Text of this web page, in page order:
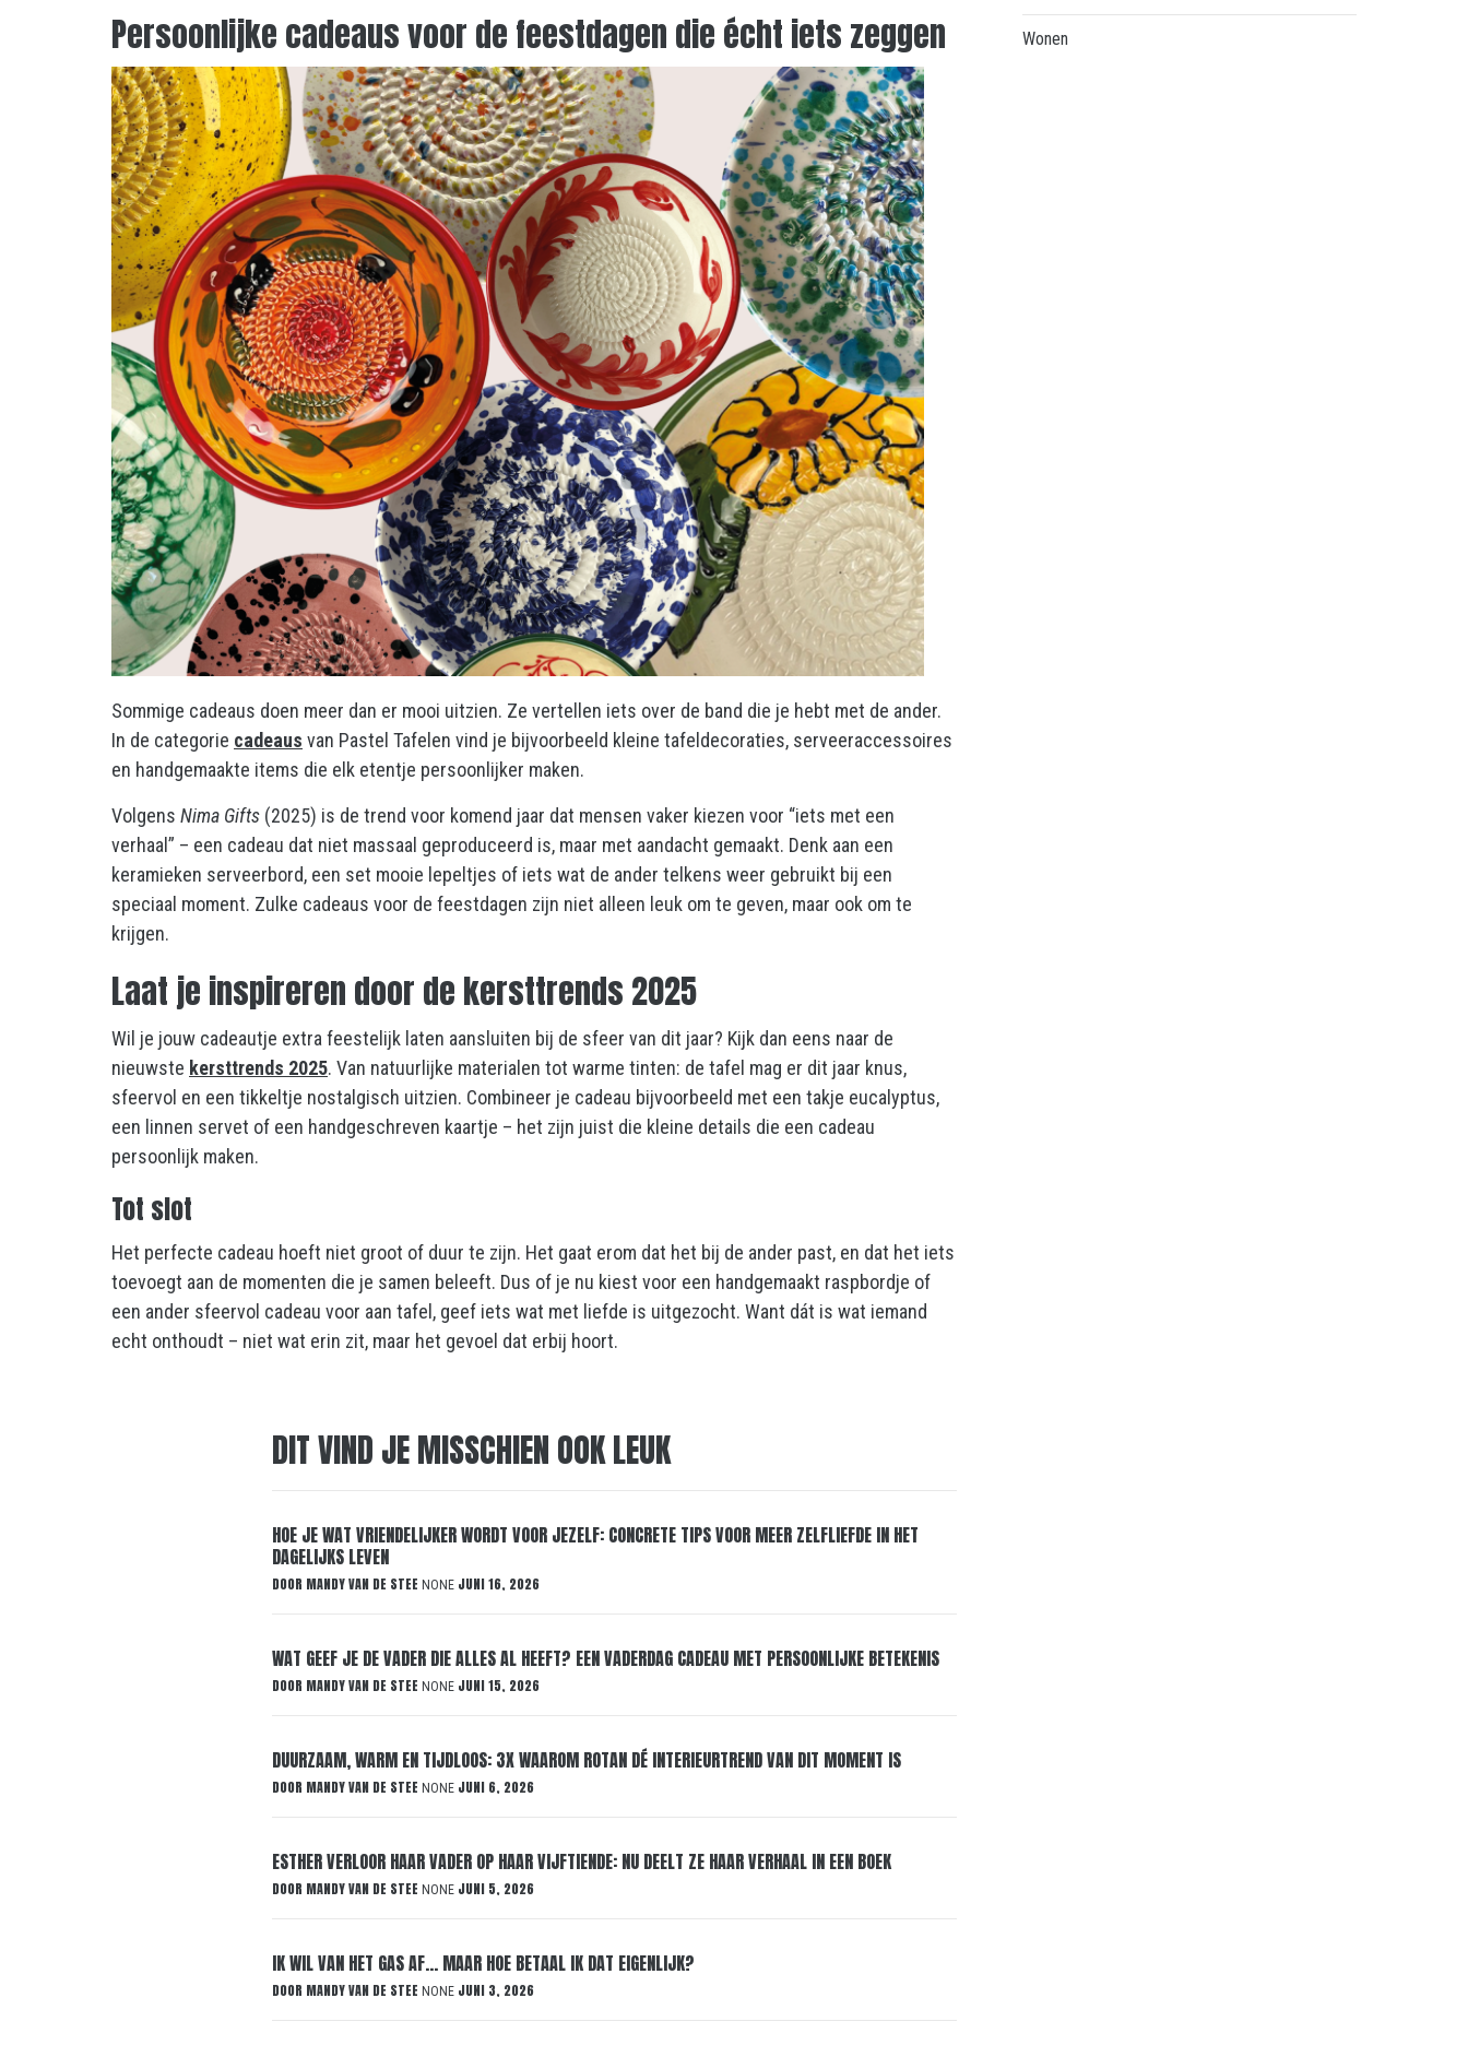
Persoonlijke cadeaus voor de feestdagen die écht iets zeggen
Sommige cadeaus doen meer dan er mooi uitzien. Ze vertellen iets over de band die je hebt met de ander.
In de categorie cadeaus van Pastel Tafelen vind je bijvoorbeeld kleine tafeldecoraties, serveeraccessoires
en handgemaakte items die elk etentje persoonlijker maken.
Volgens Nima Gifts (2025) is de trend voor komend jaar dat mensen vaker kiezen voor “iets met een
verhaal” – een cadeau dat niet massaal geproduceerd is, maar met aandacht gemaakt. Denk aan een
keramieken serveerbord, een set mooie lepeltjes of iets wat de ander telkens weer gebruikt bij een
speciaal moment. Zulke cadeaus voor de feestdagen zijn niet alleen leuk om te geven, maar ook om te
krijgen.
Laat je inspireren door de kersttrends 2025
Wil je jouw cadeautje extra feestelijk laten aansluiten bij de sfeer van dit jaar? Kijk dan eens naar de
nieuwste kersttrends 2025. Van natuurlijke materialen tot warme tinten: de tafel mag er dit jaar knus,
sfeervol en een tikkeltje nostalgisch uitzien. Combineer je cadeau bijvoorbeeld met een takje eucalyptus,
een linnen servet of een handgeschreven kaartje – het zijn juist die kleine details die een cadeau
persoonlijk maken.
Tot slot
Het perfecte cadeau hoeft niet groot of duur te zijn. Het gaat erom dat het bij de ander past, en dat het iets
toevoegt aan de momenten die je samen beleeft. Dus of je nu kiest voor een handgemaakt raspbordje of
een ander sfeervol cadeau voor aan tafel, geef iets wat met liefde is uitgezocht. Want dát is wat iemand
echt onthoudt – niet wat erin zit, maar het gevoel dat erbij hoort.
DIT VIND JE MISSCHIEN OOK LEUK
HOE JE WAT VRIENDELIJKER WORDT VOOR JEZELF: CONCRETE TIPS VOOR MEER ZELFLIEFDE IN HET
DAGELIJKS LEVEN
DOOR MANDY VAN DE STEE NONE JUNI 16, 2026
WAT GEEF JE DE VADER DIE ALLES AL HEEFT? EEN VADERDAG CADEAU MET PERSOONLIJKE BETEKENIS
DOOR MANDY VAN DE STEE NONE JUNI 15, 2026
DUURZAAM, WARM EN TIJDLOOS: 3X WAAROM ROTAN DÉ INTERIEURTREND VAN DIT MOMENT IS
DOOR MANDY VAN DE STEE NONE JUNI 6, 2026
ESTHER VERLOOR HAAR VADER OP HAAR VIJFTIENDE: NU DEELT ZE HAAR VERHAAL IN EEN BOEK
DOOR MANDY VAN DE STEE NONE JUNI 5, 2026
IK WIL VAN HET GAS AF… MAAR HOE BETAAL IK DAT EIGENLIJK?
DOOR MANDY VAN DE STEE NONE JUNI 3, 2026
Wonen